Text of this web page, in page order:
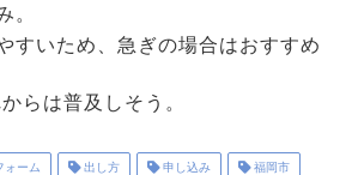
。
すいため、急ぎの場合はおすすめ
らは普及しそう。
ォーム 出し方 申し込み 福岡市